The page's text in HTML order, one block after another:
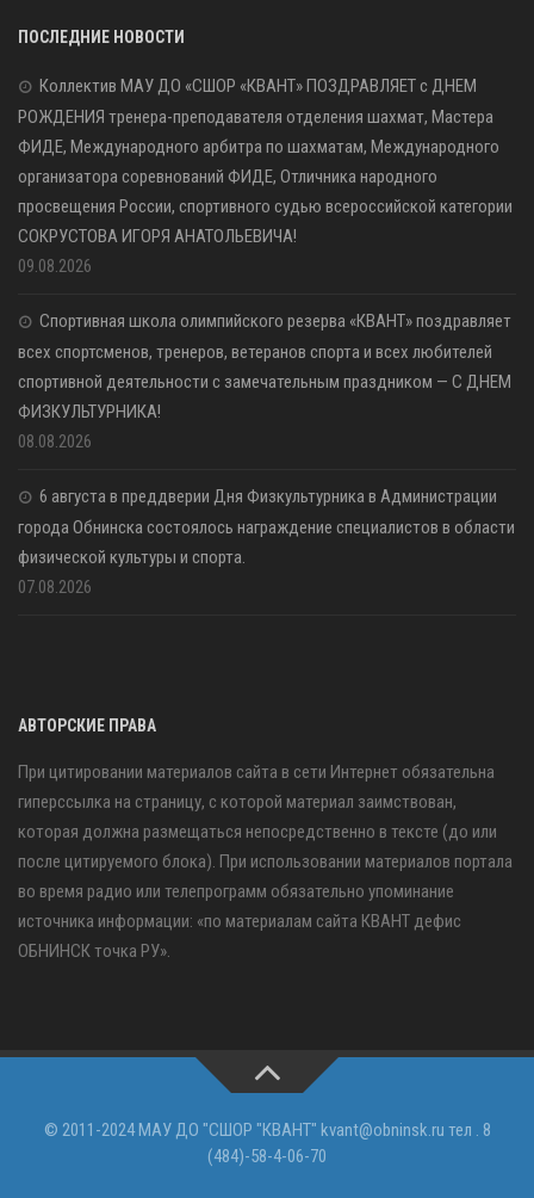
ПОСЛЕДНИЕ НОВОСТИ
Коллектив МАУ ДО «СШОР «КВАНТ» ПОЗДРАВЛЯЕТ с ДНЕМ
РОЖДЕНИЯ тренера-преподавателя отделения шахмат, Мастера
ФИДЕ, Международного арбитра по шахматам, Международного
организатора соревнований ФИДЕ, Отличника народного
просвещения России, спортивного судью всероссийской категории
СОКРУСТОВА ИГОРЯ АНАТОЛЬЕВИЧА!
09.08.2026
Спортивная школа олимпийского резерва «КВАНТ» поздравляет
всех спортсменов, тренеров, ветеранов спорта и всех любителей
спортивной деятельности с замечательным праздником — С ДНЕМ
ФИЗКУЛЬТУРНИКА!
08.08.2026
6 августа в преддверии Дня Физкультурника в Администрации
города Обнинска состоялось награждение специалистов в области
физической культуры и спорта.
07.08.2026
АВТОРСКИЕ ПРАВА
При цитировании материалов сайта в сети Интернет обязательна
гиперссылка на страницу, с которой материал заимствован,
которая должна размещаться непосредственно в тексте (до или
после цитируемого блока). При использовании материалов портала
во время радио или телепрограмм обязательно упоминание
источника информации: «по материалам сайта КВАНТ дефис
ОБНИНСК точка РУ».
© 2011-2024 МАУ ДО "СШОР "КВАНТ" kvant@obninsk.ru тел . 8
(484)-58-4-06-70